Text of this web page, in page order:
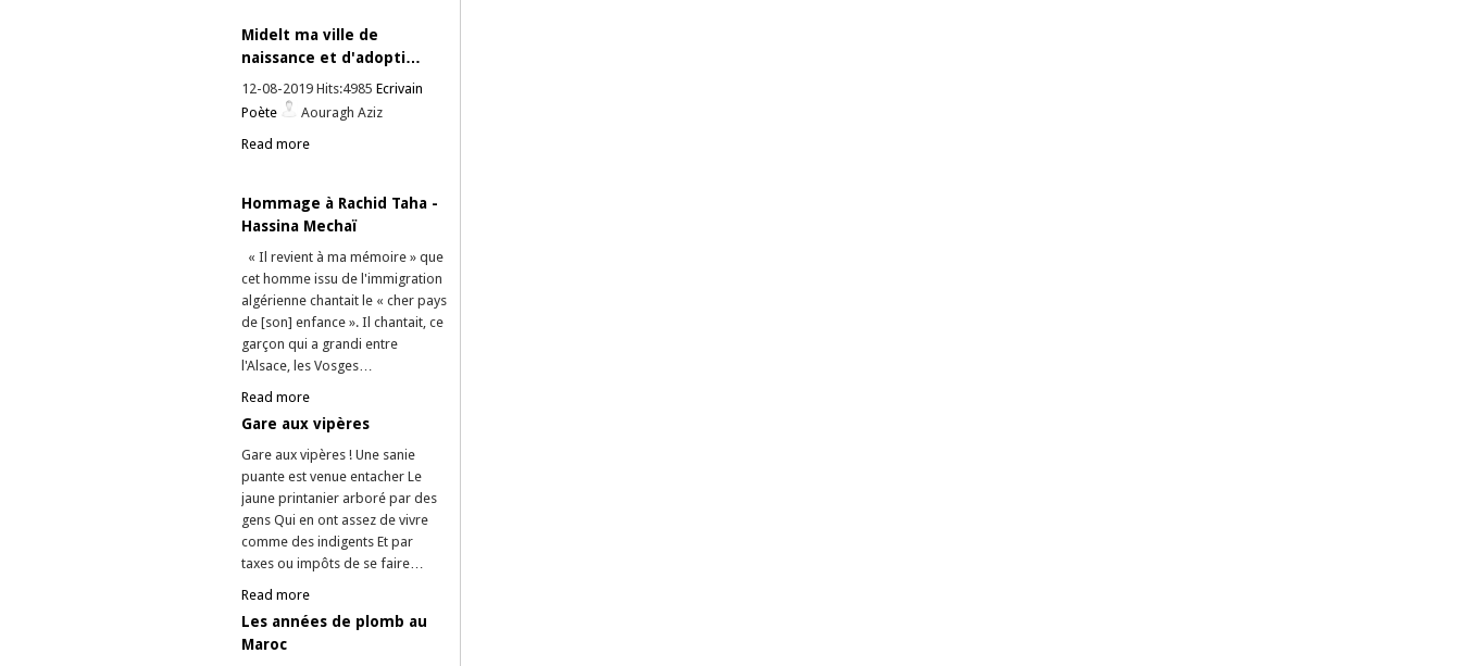
Midelt ma ville de
naissance et d'adopti…
12-08-2019 Hits:4985 Ecrivain
Poète
Aouragh Aziz
Read more
Hommage à Rachid Taha -
Hassina Mechaï
« Il revient à ma mémoire » que
cet homme issu de l'immigration
algérienne chantait le « cher pays
de [son] enfance ». Il chantait, ce
garçon qui a grandi entre
l'Alsace, les Vosges…
Read more
Gare aux vipères
Gare aux vipères ! Une sanie
puante est venue entacher Le
jaune printanier arboré par des
gens Qui en ont assez de vivre
comme des indigents Et par
taxes ou impôts de se faire…
Read more
Les années de plomb au
Maroc